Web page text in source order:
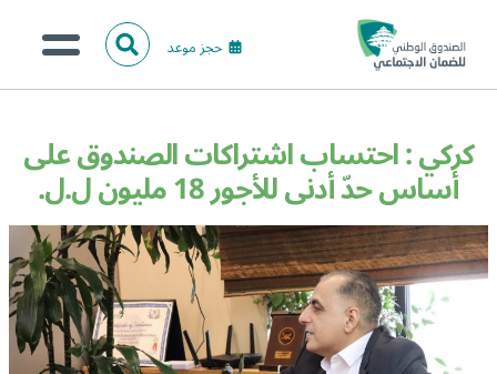
حجز موعد ا
ل
ث
الخدمات الالكترونية
المركز الإعلامي
تواصل معنا
البحث
كركي : احتساب اشتراكات الصندوق على
أساس حدّ أدنى للأجور 18 مليون ل.ل.